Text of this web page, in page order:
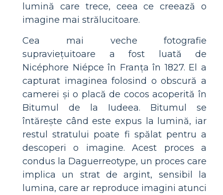
lumină care trece, ceea ce creează o
imagine mai strălucitoare.
Cea mai veche fotografie
supraviețuitoare a fost luată de
Nicéphore Niépce în Franța în 1827. El a
capturat imaginea folosind o obscură a
camerei și o placă de cocos acoperită în
Bitumul de la Iudeea. Bitumul se
întărește când este expus la lumină, iar
restul stratului poate fi spălat pentru a
descoperi o imagine. Acest proces a
condus la Daguerreotype, un proces care
implica un strat de argint, sensibil la
lumina, care ar reproduce imagini atunci